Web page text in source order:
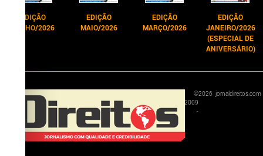
EDIÇÃO
JUNHO/2026
EDIÇÃO
MAIO/2026
EDIÇÃO
MARÇO/2026
EDIÇÃO
JANEIRO/2026
(ESPECIAL DE
ANIVERSÁRIO)
©
2009
-
2026 jornaldireitos.com